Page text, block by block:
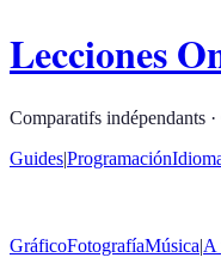
Lecciones
Comparatifs indépendants
Guides|Programación
GráficoFotografíaMúsica|A